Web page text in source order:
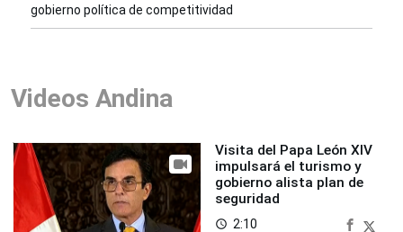
gobierno política de competitividad
Videos Andina
Visita del Papa León XIV
impulsará el turismo y
gobierno alista plan de
seguridad
access_time 2:10